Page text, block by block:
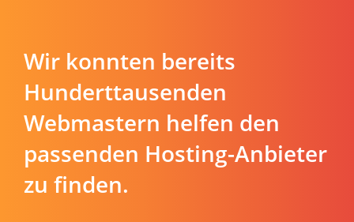
Wir konnten bereits
Hunderttausenden
Webmastern helfen den
passenden Hosting-Anbieter
zu finden.